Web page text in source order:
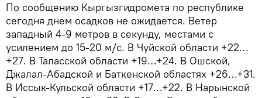
По сообщению Кыргызгидромета по республике
сегодня днем осадков не ожидается. Ветер
западный 4-9 метров в секунду, местами с
усилением до 15-20 м/с. В Чуйской области +22…
+27. В Таласской области +19…+24. В Ошской,
Джалал-Абадской и Баткенской областях +26…+31.
В Иссык-Кульской области +17…+22. В Нарынской